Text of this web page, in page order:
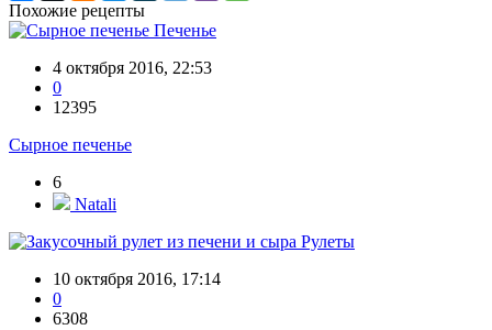
Похожие рецепты
Печенье
4 октября 2016, 22:53
0
12395
Сырное печенье
6
Natali
Рулеты
10 октября 2016, 17:14
0
6308